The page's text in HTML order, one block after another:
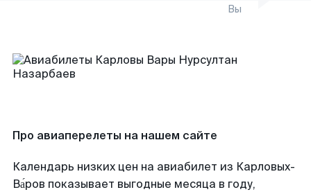
Вы
Про авиаперелеты на нашем сайте
Календарь низких цен на авиабилет из Карловых-
Ва́ров показывает выгодные месяца в году,